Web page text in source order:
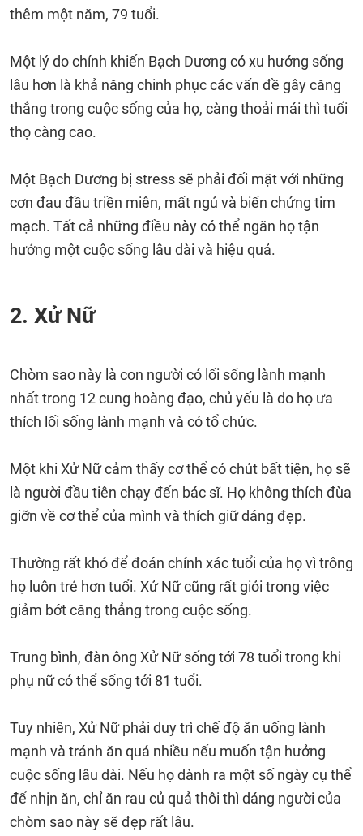
thêm một năm, 79 tuổi.
Một lý do chính khiến Bạch Dương có xu hướng sống
lâu hơn là khả năng chinh phục các vấn đề gây căng
thẳng trong cuộc sống của họ, càng thoải mái thì tuổi
thọ càng cao.
Một Bạch Dương bị stress sẽ phải đối mặt với những
cơn đau đầu triền miên, mất ngủ và biến chứng tim
mạch. Tất cả những điều này có thể ngăn họ tận
hưởng một cuộc sống lâu dài và hiệu quả.
2. Xử Nữ
Chòm sao này là con người có lối sống lành mạnh
nhất trong 12 cung hoàng đạo, chủ yếu là do họ ưa
thích lối sống lành mạnh và có tổ chức.
Một khi Xử Nữ cảm thấy cơ thể có chút bất tiện, họ sẽ
là người đầu tiên chạy đến bác sĩ. Họ không thích đùa
giỡn về cơ thể của mình và thích giữ dáng đẹp.
Thường rất khó để đoán chính xác tuổi của họ vì trông
họ luôn trẻ hơn tuổi. Xử Nữ cũng rất giỏi trong việc
giảm bớt căng thẳng trong cuộc sống.
Trung bình, đàn ông Xử Nữ sống tới 78 tuổi trong khi
phụ nữ có thể sống tới 81 tuổi.
Tuy nhiên, Xử Nữ phải duy trì chế độ ăn uống lành
mạnh và tránh ăn quá nhiều nếu muốn tận hưởng
cuộc sống lâu dài. Nếu họ dành ra một số ngày cụ thể
để nhịn ăn, chỉ ăn rau củ quả thôi thì dáng người của
chòm sao này sẽ đẹp rất lâu.